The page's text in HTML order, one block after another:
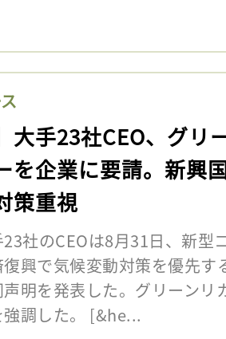
大手23社CEO、グリ
を企業に要請。新興
策重視
社のCEOは8月31日、新型
興で気候変動対策を優先
明を発表した。グリーンリ
調した。 [&he...